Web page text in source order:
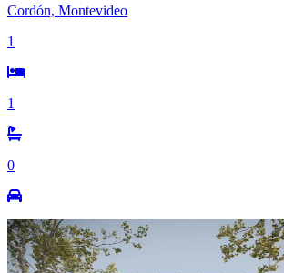
Cordón, Montevideo
1
1
0